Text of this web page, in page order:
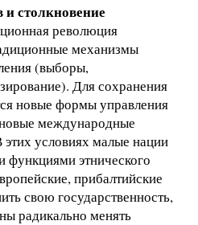
и столкновение
революция
механизмы
(выборы,
Для сохранения
новые формы управления
международные
условиях малые нации
функциями этнического
прибалтийские
свою государственность,
радикально менять